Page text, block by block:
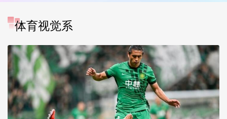
体育视觉系